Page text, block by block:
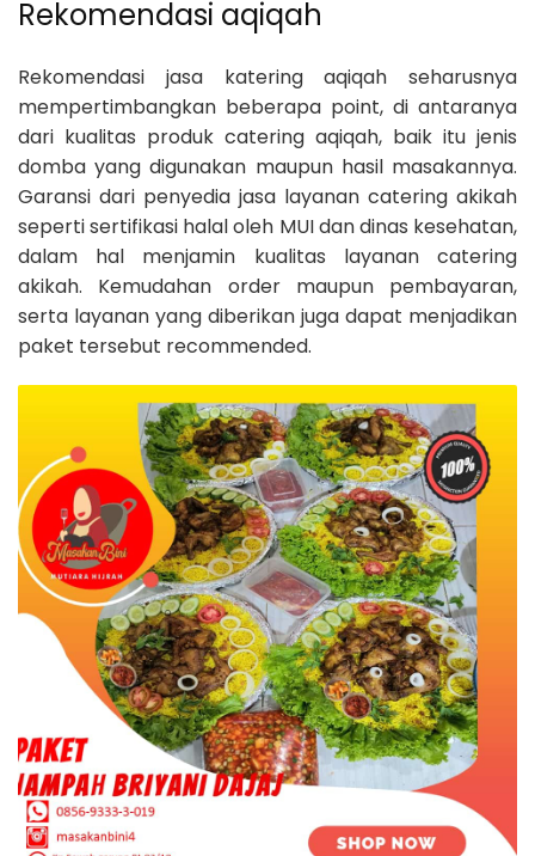
Rekomendasi aqiqah
Rekomendasi jasa katering aqiqah seharusnya
mempertimbangkan beberapa point, di antaranya
dari kualitas produk catering aqiqah, baik itu jenis
domba yang digunakan maupun hasil masakannya.
Garansi dari penyedia jasa layanan catering akikah
seperti sertifikasi halal oleh MUI dan dinas kesehatan,
dalam hal menjamin kualitas layanan catering
akikah. Kemudahan order maupun pembayaran,
serta layanan yang diberikan juga dapat menjadikan
paket tersebut recommended.